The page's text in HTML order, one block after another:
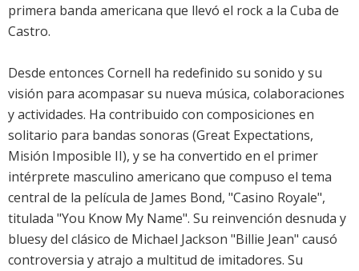
primera banda americana que llevó el rock a la Cuba de
Castro.
Desde entonces Cornell ha redefinido su sonido y su
visión para acompasar su nueva música, colaboraciones
y actividades. Ha contribuido con composiciones en
solitario para bandas sonoras (Great Expectations,
Misión Imposible II), y se ha convertido en el primer
intérprete masculino americano que compuso el tema
central de la película de James Bond, "Casino Royale",
titulada "You Know My Name". Su reinvención desnuda y
bluesy del clásico de Michael Jackson "Billie Jean" causó
controversia y atrajo a multitud de imitadores. Su